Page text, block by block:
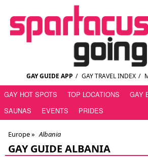
GAY GUIDE APP / GAY TRAVEL INDEX /
GAY HOT SPOTS TOP LOCATIONS GAY
SAUNAS
EVENTS PRIDES
Europe » Albania
GAY GUIDE ALBANIA